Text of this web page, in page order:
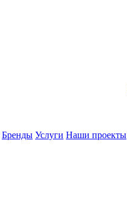
Бренды Услуги Наши проекты